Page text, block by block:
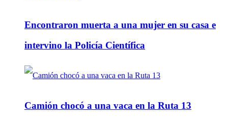
Encontraron muerta a una mujer en su casa e
intervino la Policía Científica
Camión chocó a una vaca en la Ruta 13